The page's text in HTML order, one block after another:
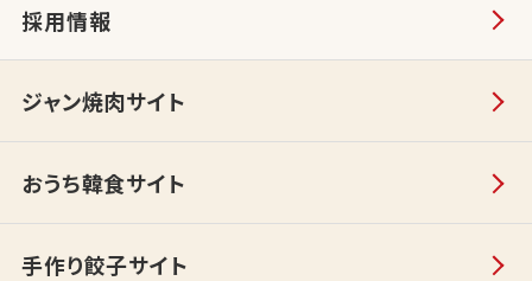
採用情報
ジャン焼肉サイト
おうち韓食サイト
手作り餃子サイト